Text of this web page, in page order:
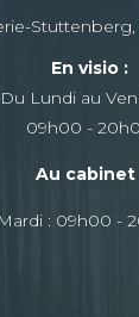
En visio :
Du Lundi au
09h00 -
Au cabinet
Mardi : 09h00 -